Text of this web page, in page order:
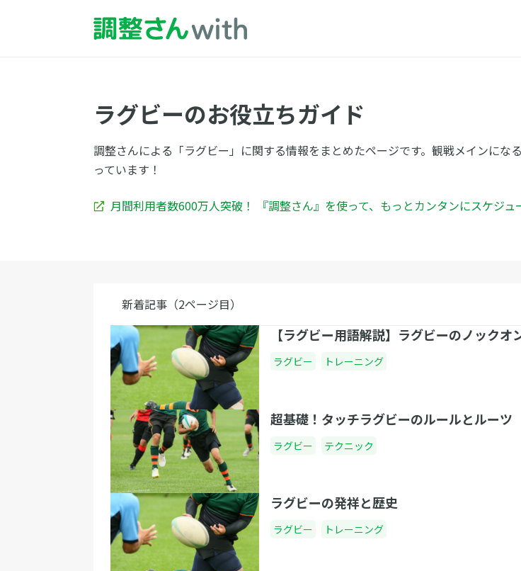
ラグビーのお役立ちガイド
調整さんによる「ラグビー」に関する情報をまとめたページです。観戦メインに
っています！
月間利用者数600万人突破！ 『調整さん』を使って、もっとカンタンにスケジュ
新着記事（2ページ目）
【ラグビー用語解説】ラグビーのノックオ
ラグビー トレーニング
超基礎！タッチラグビーのルールとルーツ
ラグビー テクニック
ラグビーの発祥と歴史
ラグビー トレーニング